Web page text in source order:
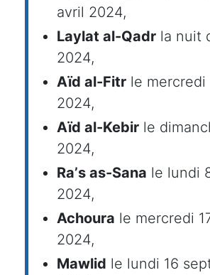
avril 2024,
Laylat al-Qadr la nuit
2024,
Aïd al-Fitr le mercredi
2024,
Aïd al-Kebir le
2024,
Raʼs as-Sana le lundi
2024,
Achoura le mercredi
2024,
Mawlid le lundi 16